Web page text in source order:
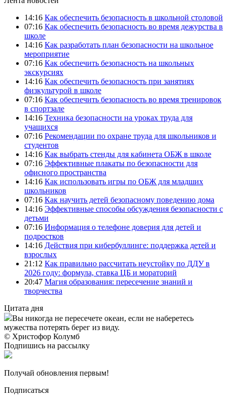
14:16 Как обеспечить безопасность в школьной столовой
07:16 Как обеспечить безопасность во время дежурства в
школе
14:16 Как разработать план безопасности на школьное
мероприятие
07:16 Как обеспечить безопасность на школьных
экскурсиях
14:16 Как обеспечить безопасность при занятиях
физкультурой в школе
07:16 Как обеспечить безопасность во время тренировок
в спортзале
14:16 Техника безопасности на уроках труда для
учащихся
07:16 Рекомендации по охране труда для школьников и
студентов
14:16 Как выбрать стенды для кабинета ОБЖ в школе
07:16 Эффективные плакаты по безопасности для
офисного пространства
14:16 Как использовать игры по ОБЖ для младших
школьников
07:16 Как научить детей безопасному поведению дома
14:16 Эффективные способы обсуждения безопасности с
детьми
07:16 Информация о телефоне доверия для детей и
подростков
14:16 Действия при кибербуллинге: поддержка детей и
взрослых
21:12 Как правильно рассчитать неустойку по ДДУ в
2026 году: формула, ставка ЦБ и мораторий
20:47 Магия образования: пересечение знаний и
творчества
Цитата дня
Вы никогда не пересечете океан, если не наберетесь
мужества потерять берег из виду.
© Христофор Колумб
Подпишись на рассылку
Получай обновления первым!
Подписаться